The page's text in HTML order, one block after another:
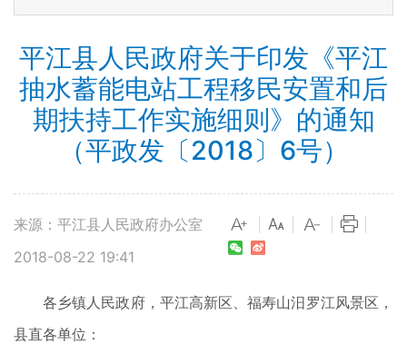
平江县人民政府关于印发《平江
抽水蓄能电站工程移民安置和后
期扶持工作实施细则》的通知
（平政发〔2018〕6号）
来源：平江县人民政府办公室
2018-08-22 19:41
各乡镇人民政府，平江高新区、福寿山汨罗江风景区，
县直各单位：